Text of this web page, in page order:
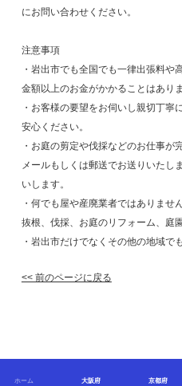
にお問い合わせください。
注意事項
・岩出市でも全国でも一律出張料や
金額以上のお金がかかることはあり
・お客様の要望をお伺いし親切丁寧
安心ください。
・お庭の剪定や伐採などのお仕事が
メールもしくは郵送でお送りいたし
いします。
・何でも屋や産廃業者ではありませ
抜根、伐採、お庭のリフォーム、庭
・岩出市だけでなくその他の地域で
<< 前のページに戻る
ホーム
大阪府
京都府